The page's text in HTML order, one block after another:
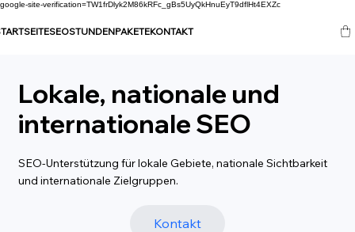
google-site-verification=TW1frDlyk2M86kRFc_gBs5UyQkHnuEyT9dflHt4EXZc
SEOSTUNDENPAKETEKONTAKT
Lokale, nationale und
internationale SEO
SEO-Unterstützung für lokale Gebiete, nationale Sichtbarkeit
und internationale Zielgruppen.
Kontakt